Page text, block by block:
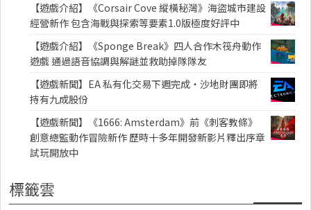
【遊戲介紹】《Corsair Cove 縱橫秘灣》海盜城市建設
經營新作 包含海戰與探索等要素1.0版極度好評中
【遊戲介紹】《Sponge Break》四人合作木筏舟動作
遊戲 通過語音協調與解謎並救助掉隊隊友
【遊戲新聞】EA 私有化交易下週完成・沙地財團即將
持有九成股份
【遊戲新聞】《1666: Amsterdam》前《刺客教條》
創意總監動作冒險新作 歷時十多年開發新影片釋出序章
試玩開放中
標籤雲